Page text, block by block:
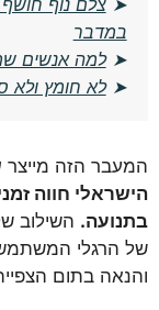
➤צלם נוף
במדבר
➤למה אנשים
➤לא חומץ ולא
המעבר הזה מייצר
הישראלי חווה
בתנועה. השילוב
של הרגלי
והנאה בתום